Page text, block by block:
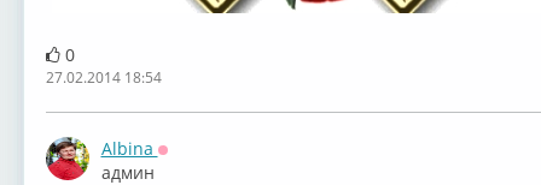
0
27.02.2014 18:54
Albina
Оффлайн
админ